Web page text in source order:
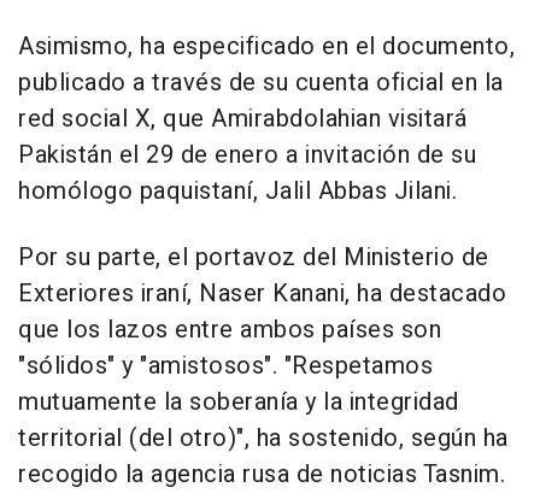
Asimismo, ha especificado en el documento,
publicado a través de su cuenta oficial en la
red social X, que Amirabdolahian visitará
Pakistán el 29 de enero a invitación de su
homólogo paquistaní, Jalil Abbas Jilani.
Por su parte, el portavoz del Ministerio de
Exteriores iraní, Naser Kanani, ha destacado
que los lazos entre ambos países son
"sólidos" y "amistosos". "Respetamos
mutuamente la soberanía y la integridad
territorial (del otro)", ha sostenido, según ha
recogido la agencia rusa de noticias Tasnim.